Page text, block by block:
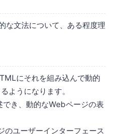
文法について、ある程度理
にそれを組み込んで動的
ようになります。
き、動的なWebページの表
ユーザーインターフェース